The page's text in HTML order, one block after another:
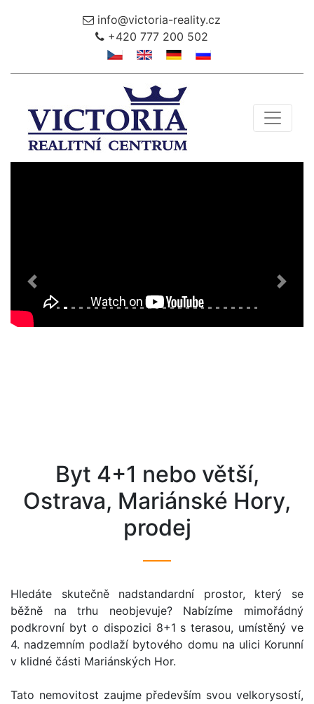
info@victoria-reality.cz
+420 777 200 502
Toggle
Předchozí Další
byt 4+1 nebo větší,
Ostrava, Mariánské Hory,
prodej
Hledáte skutečně nadstandardní prostor, který se
běžně na trhu neobjevuje? Nabízíme mimořádný
podkrovní byt o dispozici 8+1 s terasou, umístěný ve
4. nadzemním podlaží bytového domu na ulici Korunní
v klidné části Mariánských Hor.
Tato nemovitost zaujme především svou velkorysostí,